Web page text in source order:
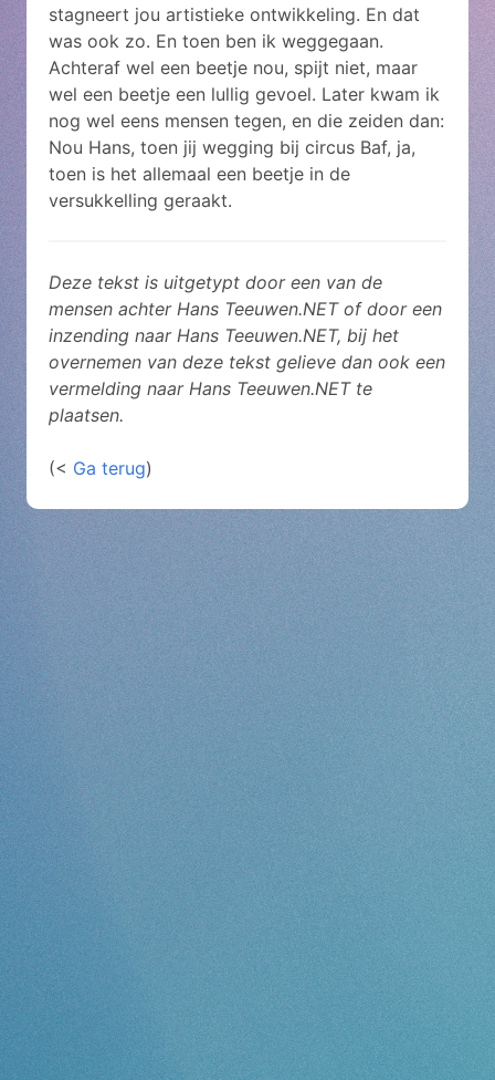
stagneert jou artistieke ontwikkeling. En dat
was ook zo. En toen ben ik weggegaan.
Achteraf wel een beetje nou, spijt niet, maar
wel een beetje een lullig gevoel. Later kwam ik
nog wel eens mensen tegen, en die zeiden dan:
Nou Hans, toen jij wegging bij circus Baf, ja,
toen is het allemaal een beetje in de
versukkelling geraakt.
Deze tekst is uitgetypt door een van de
mensen achter Hans Teeuwen.NET of door een
inzending naar Hans Teeuwen.NET, bij het
overnemen van deze tekst gelieve dan ook een
vermelding naar Hans Teeuwen.NET te
plaatsen.
(< Ga terug)